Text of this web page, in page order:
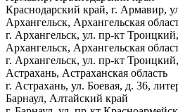
Краснодарский край, г. Армавир,
Архангельск, Архангельская
г. Архангельск, ул. пр-кт
Архангельск, Архангельская
г. Архангельск, ул. пр-кт
Астрахань, Астраханская область
г. Астрахань, ул. Боевая, д. 36,
Барнаул, Алтайский край